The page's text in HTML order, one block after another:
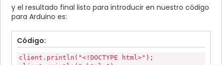
</li>
</ul>
<!-- fin menu -->
<!-- cuerpo -->
<div id="body">
<form method="get" action="accion.html">
y el resultado final listo para introducir en nuestro código
para Arduino es:
Código:
client.println("<!DOCTYPE html>");